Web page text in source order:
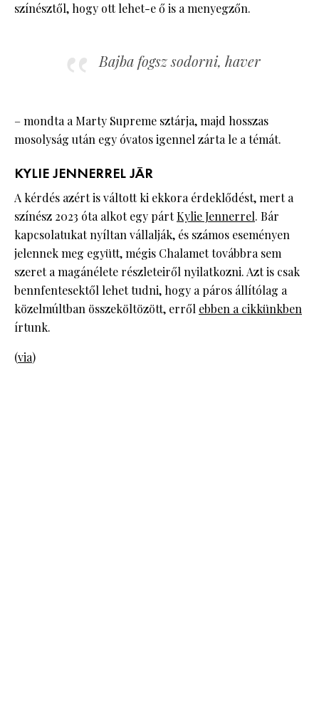
színésztől, hogy ott lehet-e ő is a menyegzőn.
Bajba fogsz sodorni, haver
– mondta a Marty Supreme sztárja, majd hosszas
mosolyság után egy óvatos igennel zárta le a témát.
KYLIE JENNERREL JÁR
A kérdés azért is váltott ki ekkora érdeklődést, mert a
színész 2023 óta alkot egy pártKylie Jennerrel. Bár
kapcsolatukat nyíltan vállalják, és számos eseményen
jelennek meg együtt, mégis Chalamet továbbra sem
szeret a magánélete részleteiről nyilatkozni. Azt is csak
bennfentesektől lehet tudni, hogy a páros állítólag a
közelmúltban összeköltözött, erről ebben a cikkünkben
írtunk.
(via)